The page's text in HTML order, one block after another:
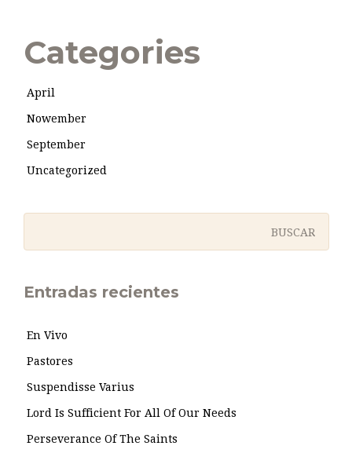
Categories
April
Nowember
September
Uncategorized
Entradas recientes
En Vivo
Pastores
Suspendisse Varius
Lord Is Sufficient For All Of Our Needs
Perseverance Of The Saints